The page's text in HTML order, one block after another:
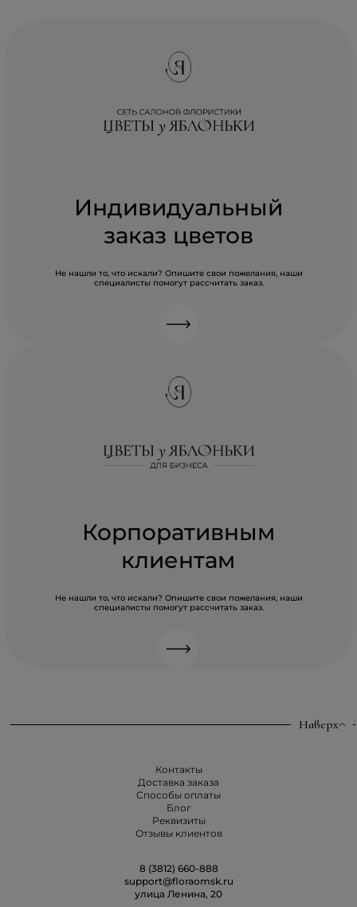
Индивидуальный
заказ цветов
Не нашли то, что искали? Опишите свои пожелания, наши
специалисты помогут рассчитать заказ.
Корпоративным
клиентам
Не нашли то, что искали? Опишите свои пожелания, наши
специалисты помогут рассчитать заказ.
Наверх
Контакты
Доставка заказа
Способы оплаты
Блог
Реквизиты
Отзывы клиентов
8 (3812) 660-888
support@floraomsk.ru
улица Ленина, 20